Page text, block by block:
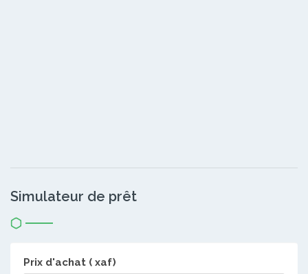
Simulateur de prêt
Prix d'achat ( xaf)